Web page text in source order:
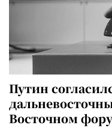
Путин
Восточном